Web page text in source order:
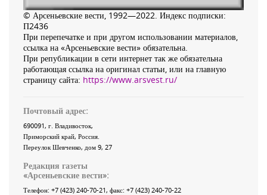
© Арсеньевские вести, 1992—2022. Индекс подписки:
П2436
При перепечатке и при другом использовании материалов,
ссылка на «Арсеньевские вести» обязательна.
При републикации в сети интернет так же обязательна
работающая ссылка на оригинал статьи, или на главную
страницу сайта: https://www.arsvest.ru/
Почтовый адрес:
690091, г. Владивосток,
Приморский край, Россия
Переулок Шевченко, дом 9, 27
Редакция газеты
«Арсеньевские вести»:
Телефон: +7 (423) 240-70-21, факс: +7 (423) 240-70-22